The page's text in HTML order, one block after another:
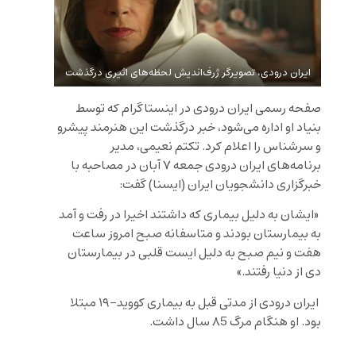
ایران درودی، تصویرگر ژرف‌اندیش لحظه‌های اثیری درگذشت
صفحه رسمی ایران درودی در اینستاگرام که توسط
بنیاد او اداره می‌شود، خبر درگذشت این هنرمند پیشرو
و سرشناس را اعلام کرد. تکتم نعیمی، مدیر
برنامه‌های ایران درودی جمعه ۷ آبان در مصاحبه با
خبرگزاری دانشجویان ایران (ایسنا) گفت:
«ایشان به دلیل بیماری که داشتند اخیرا در رفت و آمد
به بیمارستان بودند و متاسفانه صبح امروز ساعت
هفت و نیم صبح به دلیل ایست قلبی در بیمارستان
دی از دنیا رفتند.»
ایران درودی از مدتی قبل به بیماری کووید-۱۹ مبتلا
بود. او هنگام مرگ ۸5 سال داشت.